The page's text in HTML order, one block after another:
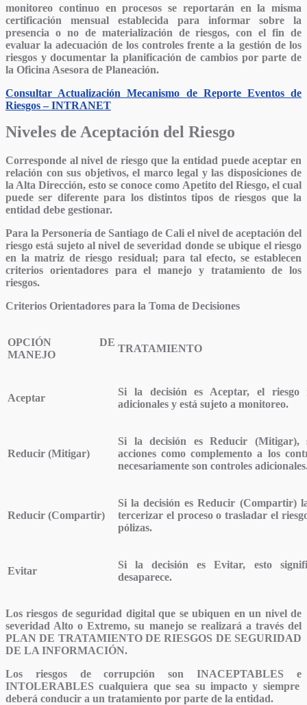
monitoreo continuo en procesos se reportarán en la misma
certificación mensual establecida para informar sobre la
presencia o no de materialización de riesgos, con el fin de
evaluar la adecuación de los controles frente a la gestión de los
riesgos y documentar la planificación de cambios por parte de
la Oficina Asesora de Planeación.
Consultar Actualización Mecanismo de Reporte Eventos de
Riesgos – INTRANET
Niveles de Aceptación del Riesgo
Corresponde al nivel de riesgo que la entidad puede aceptar en
relación con sus objetivos, el marco legal y las disposiciones de
la Alta Dirección, esto se conoce como Apetito del Riesgo, el cual
puede ser diferente para los distintos tipos de riesgos que la
entidad debe gestionar.
Para la Personería de Santiago de Cali el nivel de aceptación del
riesgo está sujeto al nivel de severidad donde se ubique el riesgo
en la matriz de riesgo residual; para tal efecto, se establecen
criterios orientadores para el manejo y tratamiento de los
riesgos.
Criterios Orientadores para la Toma de Decisiones
OPCIÓN DE
MANEJO
TRATAMIENTO
Aceptar
Si la decisión es Aceptar, el riesgo
adicionales y está sujeto a monitoreo.
Reducir (Mitigar)
Si la decisión es Reducir (Mitigar),
acciones como complemento a los
necesariamente son controles
Reducir (Compartir)
Si la decisión es Reducir (Compartir)
tercerizar el proceso o trasladar el
pólizas.
Evitar
Si la decisión es Evitar, esto
desaparece.
Los riesgos de seguridad digital que se ubiquen en un nivel de
severidad Alto o Extremo, su manejo se realizará a través del
PLAN DE TRATAMIENTO DE RIESGOS DE SEGURIDAD
DE LA INFORMACIÓN.
Los riesgos de corrupción sonINACEPTABLESe
INTOLERABLES cualquiera que sea su impacto y siempre
deberá conducir a un tratamiento por parte de la entidad.